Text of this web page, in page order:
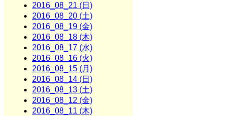
2016_08_21 (日)
2016_08_20 (土)
2016_08_19 (金)
2016_08_18 (木)
2016_08_17 (水)
2016_08_16 (火)
2016_08_15 (月)
2016_08_14 (日)
2016_08_13 (土)
2016_08_12 (金)
2016_08_11 (木)